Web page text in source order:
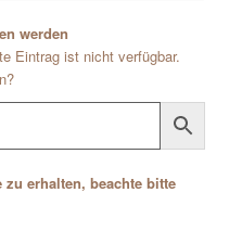
werden
Eintrag ist nicht verfügbar.
erhalten, beachte bitte